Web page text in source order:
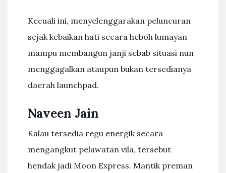
Kecuali ini, menyelenggarakan peluncuran
sejak kebaikan hati secara heboh lumayan
mampu membangun janji sebab situasi nun
menggagalkan ataupun bukan tersedianya
daerah launchpad.
Naveen Jain
Kalau tersedia regu energik secara
mengangkut pelawatan vila, tersebut
hendak jadi Moon Express. Mantik preman